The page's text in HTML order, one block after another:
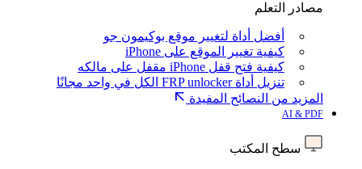
مصادر التعلم
أفضل أداة لتغيير موقع بوكيمون جو
كيفية تغيير الموقع على iPhone
كيفية فتح قفل iPhone مقفل على مالكه
تنزيل أداة FRP unlocker الكل في واحد مجانًا
المزيد من النصائح المفيدة
AI & PDF
سطح المكتب